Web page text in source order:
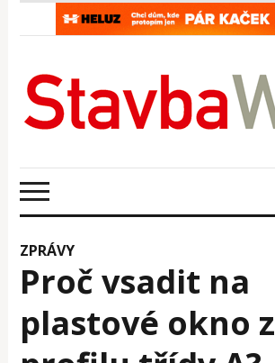
ZPRÁVY
Proč vsadit na
plastové okno z